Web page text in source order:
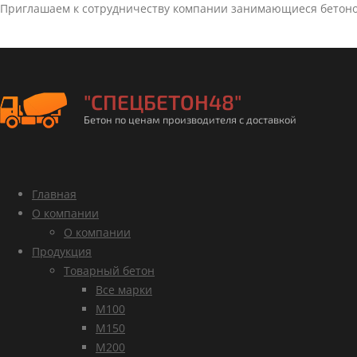
Приглашаем к сотрудничеству компании занимающиеся
"СПЕЦБЕТОН48"
Бетон по ценам производителя с доставкой
Главная
О компании
О компании
Продукция
Товарный бетон
Все марки
М100
М150
М200